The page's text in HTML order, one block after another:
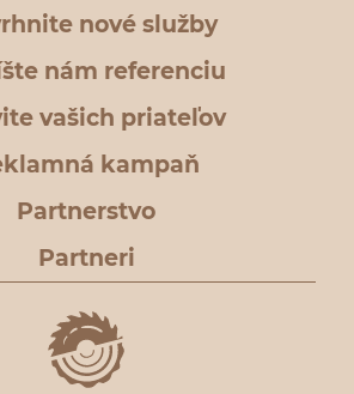
nové služby
nám referenciu
vašich priateľov
kampaň
Partnerstvo
Partneri